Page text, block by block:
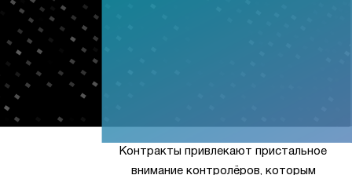
Контракты привлекают пристальное
внимание контролёров, которым